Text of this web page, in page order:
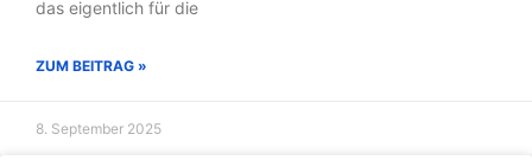
das eigentlich für die
ZUM BEITRAG »
8. September 2025